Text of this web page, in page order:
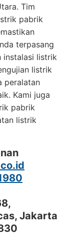
Tim
pabrik
terpasang
instalasi listrik
listrik
peralatan
Kami juga
pabrik
listrik
Jakarta